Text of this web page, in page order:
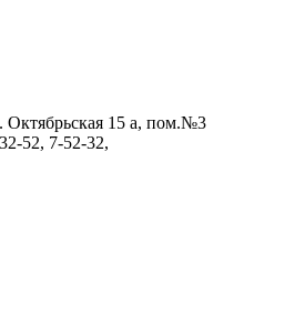
Октябрьская 15 а, пом.№3
52, 7-52-32,